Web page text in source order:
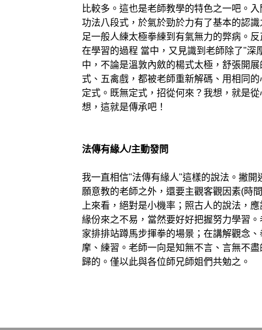
比較多。這也是老師教學的特色之一吧。
功法八段式，於氣於勁於力有了基本的認
足一般人練太極拳練到有氣無力的弊病。
在學習的過程 當中，又見識到老師除了"
中，不論是溫敦內斂的楊式太極，舒張開
式、五禽戲，都被老師重新解碼、用相同
定式。既無定式，招從何來？我想，就是
想，這就是傳承吧！
法傳有緣人/主動發問
我一直相信"法傳有緣人"這樣的說法。撇
願意教的老師之外，還要主觀客觀因素(時
上來看，絕對是小機率；照古人的說法，
緣份來之不易，當然要好好把握努力學習
家排排站蹲馬步揮拳的場景；在講解觀念
摩、練習。老師一向是知無不言、言無不
歸的。僅以此與各位師兄師姐們共勉之。